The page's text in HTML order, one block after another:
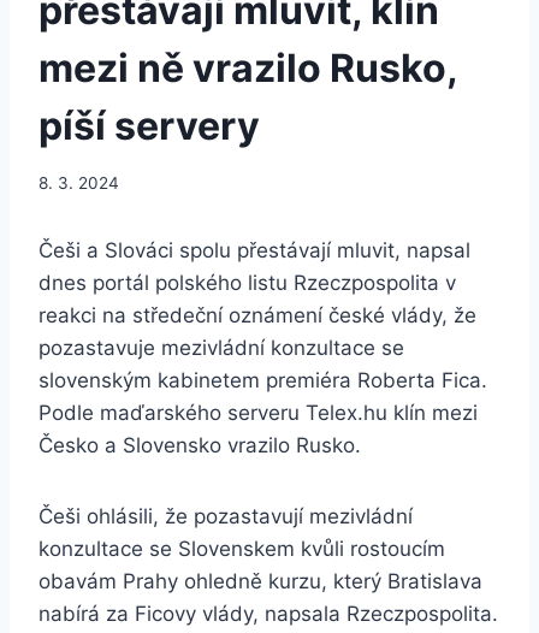
přestávají mluvit, klín
mezi ně vrazilo Rusko,
píší servery
8. 3. 2024
Češi a Slováci spolu přestávají mluvit, napsal
dnes portál polského listu Rzeczpospolita v
reakci na středeční oznámení české vlády, že
pozastavuje mezivládní konzultace se
slovenským kabinetem premiéra Roberta Fica.
Podle maďarského serveru Telex.hu klín mezi
Česko a Slovensko vrazilo Rusko.
Češi ohlásili, že pozastavují mezivládní
konzultace se Slovenskem kvůli rostoucím
obavám Prahy ohledně kurzu, který Bratislava
nabírá za Ficovy vlády, napsala Rzeczpospolita.